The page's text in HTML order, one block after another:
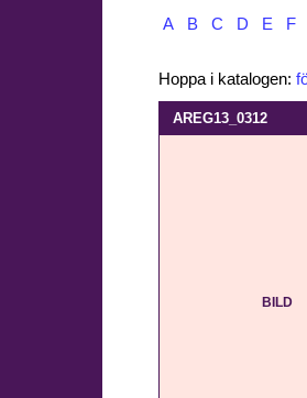
A B C D E F
Hoppa i katalogen:
AREG13_0312
BILD